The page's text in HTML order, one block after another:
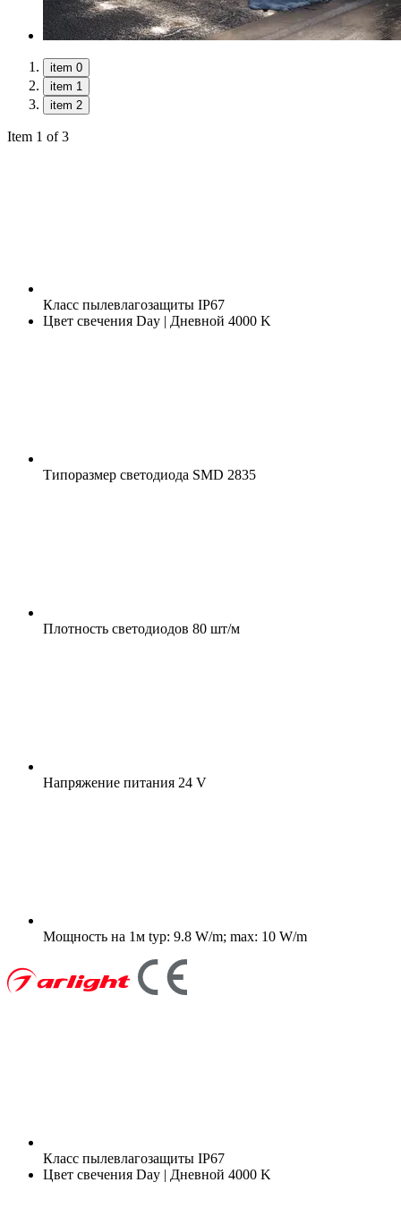
item 0
item 1
item 2
Item 1 of 3
Класс пылевлагозащиты IP67
Цвет свечения Day | Дневной 4000 K
Типоразмер светодиода SMD 2835
Плотность светодиодов 80 шт/м
Напряжение питания 24 V
Мощность на 1м typ: 9.8 W/m; max: 10 W/m
Класс пылевлагозащиты IP67
Цвет свечения Day | Дневной 4000 K